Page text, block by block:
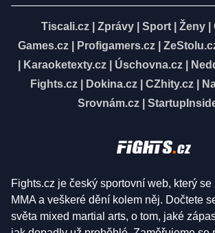
Tiscali.cz Zprávy Sport Ženy
Games.cz
Profigamers.cz
Karaoketexty.cz| Úschovna.cz|
Fights.cz
Dokina.cz CZhity.cz
Srovnám.cz
Fights.cz je český sportovní web, který se
MMA a veškeré dění kolem něj. Dočtete
světa mixed martial arts, o tom, jaké